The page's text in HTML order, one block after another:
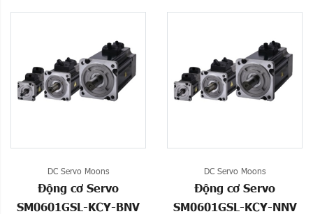
DC Servo Moons
Động cơ Servo
SM0601GSL-KCY-BNV
DC Servo Moons
Động cơ Servo
SM0601GSL-KCY-NNV